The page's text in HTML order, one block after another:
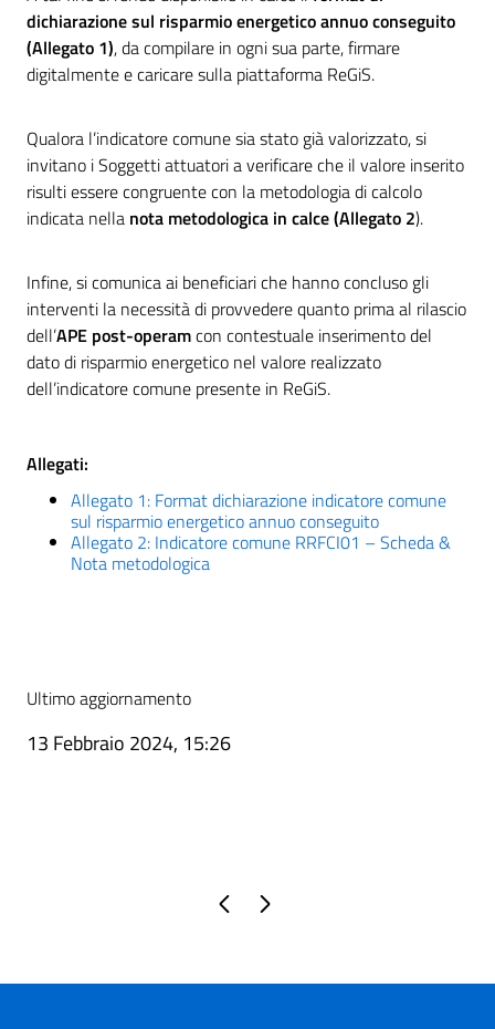
dichiarazione sul risparmio energetico annuo conseguito
(Allegato 1), da compilare in ogni sua parte, firmare
digitalmente e caricare sulla piattaforma ReGiS.
Qualora l’indicatore comune sia stato già valorizzato, si
invitano i Soggetti attuatori a verificare che il valore inserito
risulti essere congruente con la metodologia di calcolo
indicata nella nota metodologica in calce (Allegato 2).
Infine, si comunica ai beneficiari che hanno concluso gli
interventi la necessità di provvedere quanto prima al rilascio
dell’APE post-operamcon contestuale inserimento del
dato di risparmio energetico nel valore realizzato
dell’indicatore comune presente in ReGiS.
Allegati:
Allegato 1: Format dichiarazione indicatore comune
sul risparmio energetico annuo conseguito
Allegato 2: Indicatore comune RRFCI01 – Scheda &
Nota metodologica
Ultimo aggiornamento
13 Febbraio 2024, 15:26
Pagina precedente